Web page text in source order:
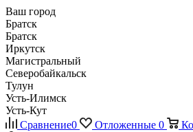
Ваш город
Братск
Братск
Иркутск
Магистральный
Северобайкальск
Тулун
Усть-Илимск
Усть-Кут
Сравнение0 Отложенные 0